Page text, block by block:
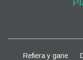
Refiera y gane